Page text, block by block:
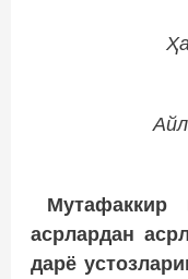
асрлардан
дарё